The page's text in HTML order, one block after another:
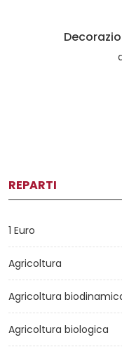
REPARTI
1 Euro
Agricoltura
Agricoltura
Agricoltura biologica